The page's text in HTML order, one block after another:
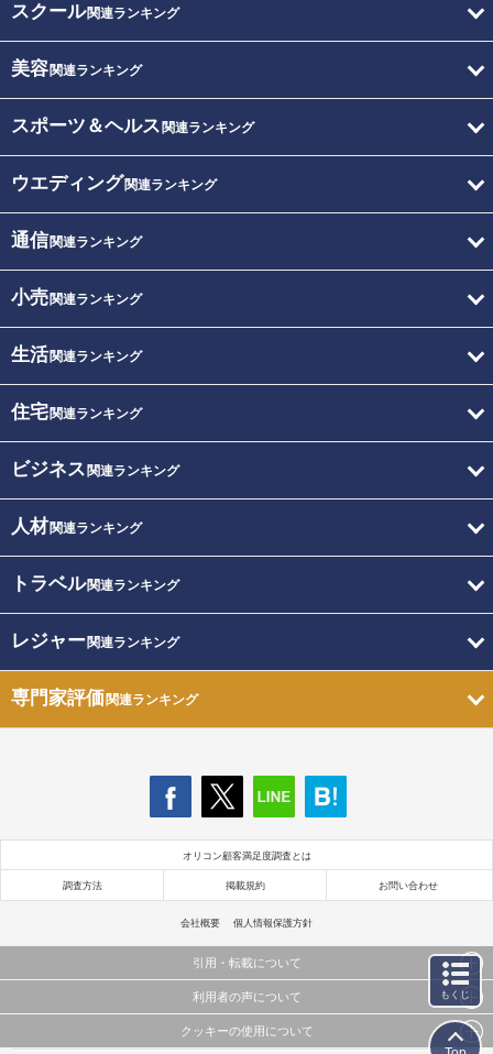
スクール関連ランキング
美容関連ランキング
スポーツ＆ヘルス 関連ランキング
ウエディング関連ランキング
通信関連ランキング
小売関連ランキング
生活関連ランキング
住宅関連ランキング
ビジネス 関連ランキング
人材関連ランキング
トラベル関連ランキング
レジャー関連ランキング
専門家評価関連ランキング
オリコン顧客満足度調査とは
調査方法 掲載規約 お問い合わせ
会社概要 個人情報保護方針
引用・転載について
当サイトで公開されている情報（文字、写真、イラスト、画像データ等）及びこれらの配置・
これらの情報を権利者の許可なく無断転載・複製などの二次利用を行うことは固く禁じており
利用者の声について
当サイトに掲載している内容はすべてサービスの利用者が提出された見解・感想です。
クッキーの使用について
もくじ